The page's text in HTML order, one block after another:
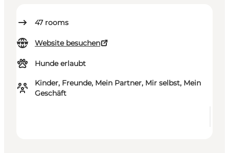
47 rooms
Website besuchen
Hunde erlaubt
Kinder, Freunde, Mein Partner, Mir selbst, Mein
Geschäft